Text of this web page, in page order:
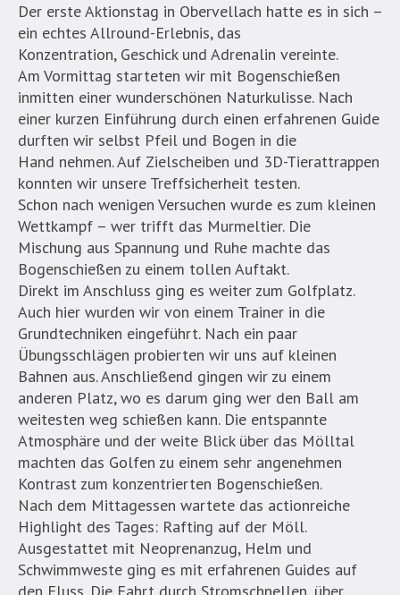
Der erste Aktionstag in Obervellach hatte es in sich –
ein echtes Allround-Erlebnis, das
Konzentration, Geschick und Adrenalin vereinte.
Am Vormittag starteten wir mit Bogenschießen
inmitten einer wunderschönen Naturkulisse. Nach
einer kurzen Einführung durch einen erfahrenen Guide
durften wir selbst Pfeil und Bogen in die
Hand nehmen. Auf Zielscheiben und 3D-Tierattrappen
konnten wir unsere Treffsicherheit testen.
Schon nach wenigen Versuchen wurde es zum kleinen
Wettkampf – wer trifft das Murmeltier. Die
Mischung aus Spannung und Ruhe machte das
Bogenschießen zu einem tollen Auftakt.
Direkt im Anschluss ging es weiter zum Golfplatz.
Auch hier wurden wir von einem Trainer in die
Grundtechniken eingeführt. Nach ein paar
Übungsschlägen probierten wir uns auf kleinen
Bahnen aus. Anschließend gingen wir zu einem
anderen Platz, wo es darum ging wer den Ball am
weitesten weg schießen kann. Die entspannte
Atmosphäre und der weite Blick über das Mölltal
machten das Golfen zu einem sehr angenehmen
Kontrast zum konzentrierten Bogenschießen.
Nach dem Mittagessen wartete das actionreiche
Highlight des Tages: Rafting auf der Möll.
Ausgestattet mit Neoprenanzug, Helm und
Schwimmweste ging es mit erfahrenen Guides auf